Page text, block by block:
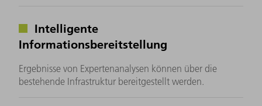
Intelligente
Informationsbereitstellung
Ergebnisse von Expertenanalysen können über die
bestehende Infrastruktur bereitgestellt werden.